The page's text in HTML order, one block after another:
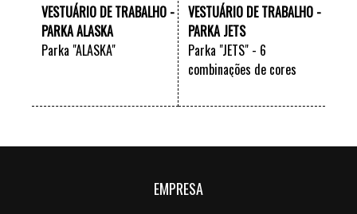
VESTUÁRIO DE TRABALHO -
PARKA ALASKA
Parka "ALASKA"
VESTUÁRIO DE TRABALHO -
PARKA JETS
Parka "JETS" - 6
combinações de cores
EMPRESA